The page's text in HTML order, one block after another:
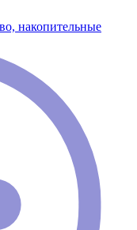
накопительные